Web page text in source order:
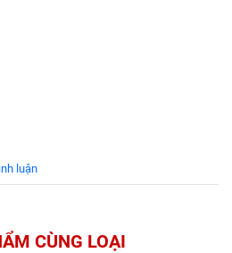
luận
CÙNG LOẠI